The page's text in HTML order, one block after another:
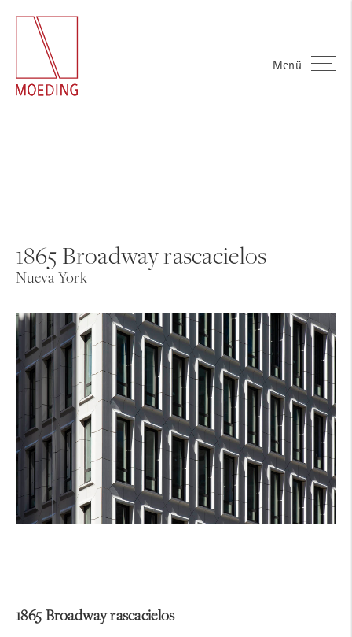
Menü
1865 Broadway rascacielos
Nueva York
1865 Broadway rascacielos